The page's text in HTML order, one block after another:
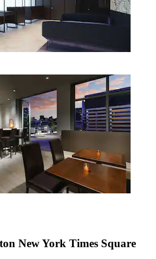
New York Times Square